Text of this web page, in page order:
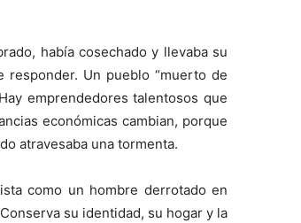
había cosechado y llevaba su
responder. Un pueblo “muerto de
emprendedores talentosos que
económicas cambian, porque
atravesaba una tormenta.
como un hombre derrotado en
su identidad, su hogar y la